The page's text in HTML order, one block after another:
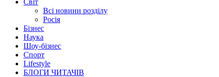
Світ
Всі новини розділу
Росія
Бізнес
Наука
Шоу-бізнес
Спорт
Lifestyle
БЛОГИ ЧИТАЧІВ